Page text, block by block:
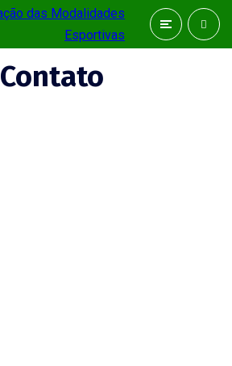
Contato